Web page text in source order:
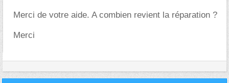
Merci de votre aide. A combien revient la réparation ?
Merci